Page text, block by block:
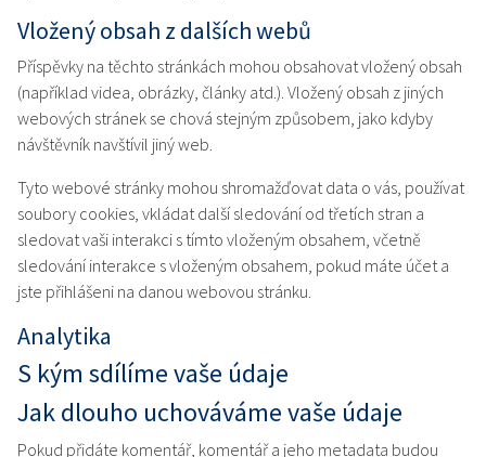
Vložený obsah z dalších webů
Příspěvky na těchto stránkách mohou obsahovat vložený obsah
(například videa, obrázky, články atd.). Vložený obsah z jiných
webových stránek se chová stejným způsobem, jako kdyby
návštěvník navštívil jiný web.
Tyto webové stránky mohou shromažďovat data o vás, používat
soubory cookies, vkládat další sledování od třetích stran a
sledovat vaši interakci s tímto vloženým obsahem, včetně
sledování interakce s vloženým obsahem, pokud máte účet a
jste přihlášeni na danou webovou stránku.
Analytika
S kým sdílíme vaše údaje
Jak dlouho uchováváme vaše údaje
Pokud přidáte komentář, komentář a jeho metadata budou